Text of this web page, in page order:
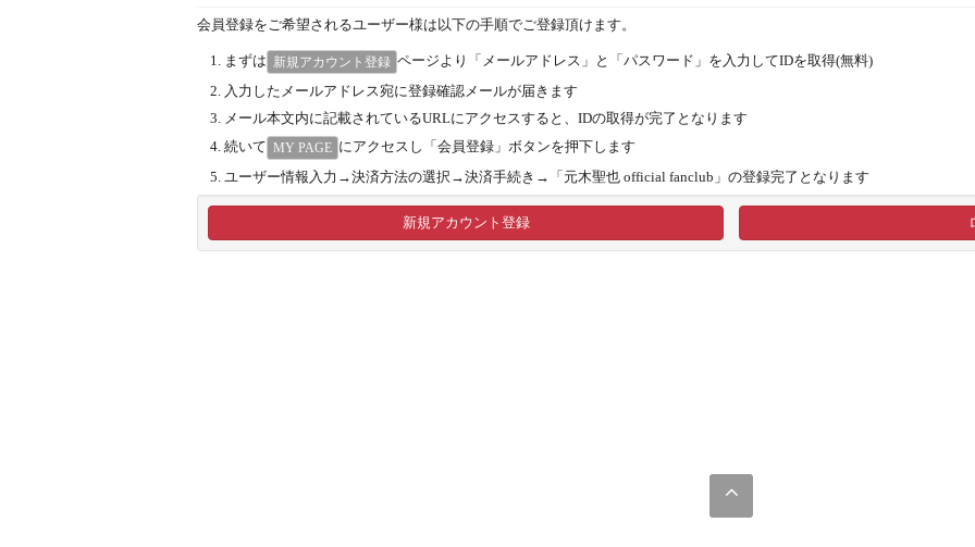
会員登録をご希望されるユーザー様は以下の手順でご登録頂けます。
まずは 新規アカウント登録 ページより「メールアドレス」と「パスワード」を入力してIDを取得(無料)
入力したメールアドレス宛に登録確認メールが届きます
メール本文内に記載されているURLにアクセスすると、IDの取得が完了となります
続いて MY PAGE にアクセスし「会員登録」ボタンを押下します
ユーザー情報入力→決済方法の選択→決済手続き→「元木聖也 official fanclub」の登録完了となります
新規アカウント登録